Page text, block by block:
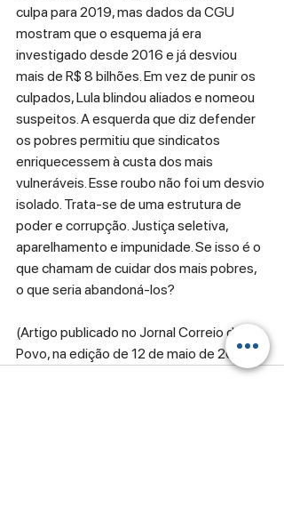
culpa para 2019, mas dados da CGU
mostram que o esquema já era
investigado desde 2016 e já desviou
mais de R$ 8 bilhões. Em vez de punir os
culpados, Lula blindou aliados e nomeou
suspeitos. A esquerda que diz defender
os pobres permitiu que sindicatos
enriquecessem à custa dos mais
vulneráveis. Esse roubo não foi um desvio
isolado. Trata-se de uma estrutura de
poder e corrupção. Justiça seletiva,
aparelhamento e impunidade. Se isso é o
que chamam de cuidar dos mais pobres,
o que seria abandoná-los?
(Artigo publicado no Jornal Correio do
Povo, na edição de 12 de maio de 2025.)